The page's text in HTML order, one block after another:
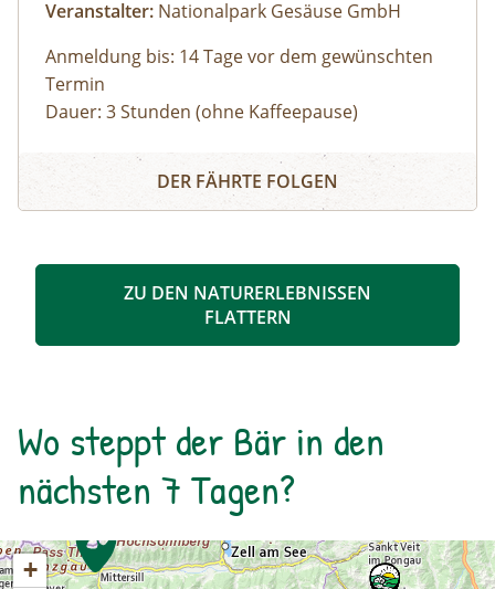
Veranstalter: Nationalpark Gesäuse GmbH
Anmeldung bis: 14 Tage vor dem gewünschten
Termin
Dauer: 3 Stunden (ohne Kaffeepause)
Gesäuse mit Nationalpark Ranger:in – wilde
Natur und besondere Orte.
Gstatterboden möglich (nicht im Preis
Panoramarundfahrt im Nationalpark Gesäuse
DER FÄHRTE FOLGEN
ZU DEN NATURERLEBNISSEN
FLATTERN
Wo steppt der Bär in den
nächsten 7 Tagen?
+